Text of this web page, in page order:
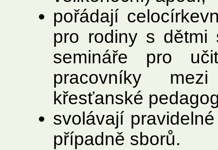
pořádají
pro rodiny s dětmi
semináře pro
pracovníky
křesťanské
svolávají
případně sborů.